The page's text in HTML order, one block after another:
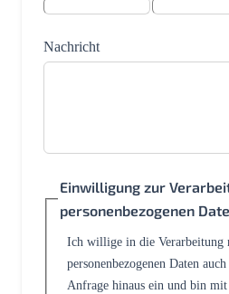
Nachricht
Einwilligung zur
personenbezogenen
Ich willige in die Verarbeitung
personenbezogenen Daten
Anfrage hinaus ein und bin